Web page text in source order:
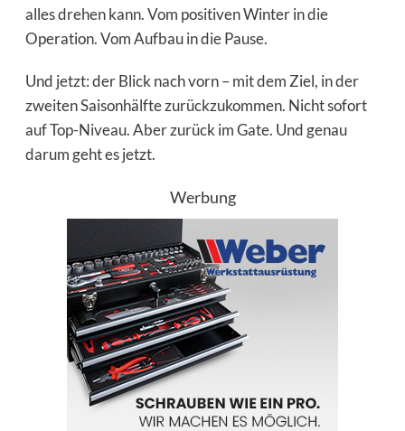
alles drehen kann. Vom positiven Winter in die
Operation. Vom Aufbau in die Pause.
Und jetzt: der Blick nach vorn – mit dem Ziel, in der
zweiten Saisonhälfte zurückzukommen. Nicht sofort
auf Top-Niveau. Aber zurück im Gate. Und genau
darum geht es jetzt.
Werbung